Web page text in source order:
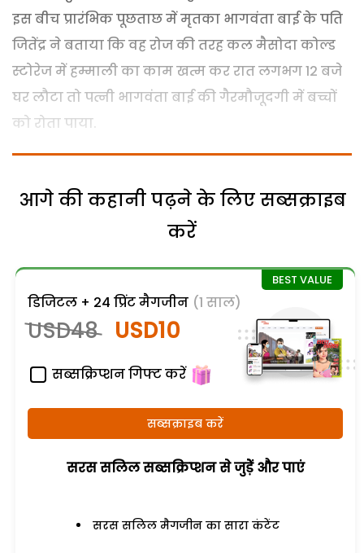
इस बीच प्रारंभिक पूछताछ में मृतका भागवंता बाई के पति
जितेंद्र ने बताया कि वह रोज की तरह कल मैसोदा कोल्ड
स्टोरेज में हम्माली का काम खत्म कर रात लगभग 12 बजे
घर लौटा तो पत्नी भागवंता बाई की गैरमौजूदगी में बच्चों
को रोता पाया.
आगे की कहानी पढ़ने के लिए सब्सक्राइब
करें
डिजिटल + 24 प्रिंट मैगजीन (1 साल)
USD48 USD10
सब्सक्रिप्शन गिफ्ट करें
सब्सक्राइब करें
सरस सलिल सब्सक्रिप्शन से जुड़ेें और पाएं
सरस सलिल मैगजीन का सारा कंटेंट